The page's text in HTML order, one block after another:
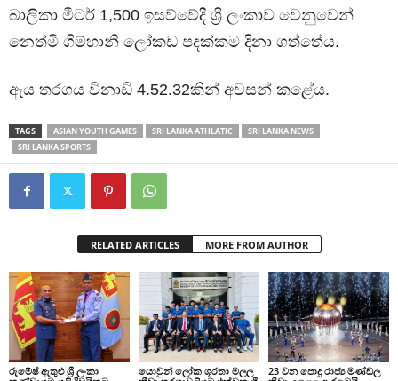
බාලිකා මීටර් 1,500 ඉසව්වේදී ශ්‍රී ලංකාව වෙනුවෙන්
නෙත්මි ගිම්හානි ලෝකඩ පදක්කම දිනා ගත්තේය.
ඇය තරගය විනාඩි 4.52.32කින් අවසන් කළේය.
TAGS ASIAN YOUTH GAMES SRI LANKA ATHLATIC
SRI LANKA NEWS
SRI LANKA SPORTS
RELATED ARTICLES MORE FROM AUTHOR
රුමේෂ් ඇතුළු ශ්‍රී ලංකා
යොවුන් ලෝක ශූරතා මලල
23 වන පොදු රාජ්‍ය මණ්ඩල